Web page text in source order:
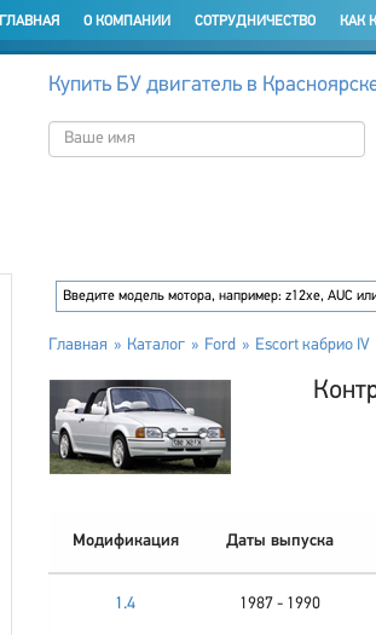
ГЛАВНАЯ О КОМПАНИИ СОТРУДНИЧЕСТВО КАК
Купить БУ двигатель в
Главная Каталог Ford Escort кабрио IV
Модификация Даты выпуска
1.4 1987 - 1990